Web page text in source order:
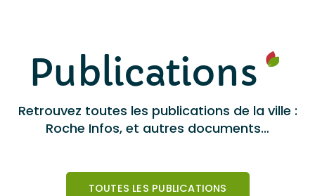
Publications
Retrouvez toutes les publications de la ville :
Roche Infos, et autres documents…
TOUTES LES PUBLICATIONS